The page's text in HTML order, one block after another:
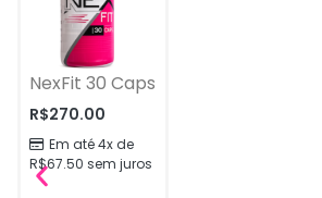
NexFit 30 Caps
R$270.00
Em até 4x de
R$67.50 sem juros